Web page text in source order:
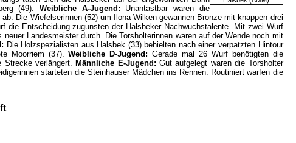
(49). Weibliche A-Jugend: Unantastbar waren die
Die Wiefelserinnen (52) um Ilona Wilken gewannen Bronze mit knappen drei
die Entscheidung zugunsten der Halsbeker Nachwuchstalente. Mit zwei Wurf
Landesmeister durch. Die Torsholterinnen waren auf der Wende noch mit
Die Holzspezialisten aus Halsbek (33) behielten nach einer verpatzten Hintour
Moorriem (37).Weibliche D-Jugend: Gerade mal 26 Wurf benötigten die
Strecke verlängert. Männliche E-Jugend: Gut aufgelegt waren die Torsholter
starteten die Steinhauser Mädchen ins Rennen. Routiniert warfen die